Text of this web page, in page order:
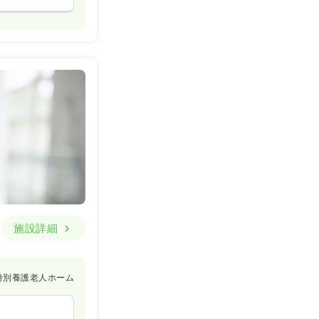
施設詳細
別養護老人ホーム